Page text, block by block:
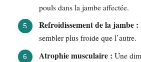
pouls dans la jambe affectée.
Refroidissement de la jambe :
sembler plus froide que l’autre.
Atrophie musculaire : Une